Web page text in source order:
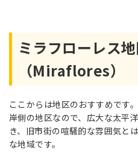
ミラフローレス
（Miraflores）
ここからは地区のおすすめです
岸側の地区なので、広大な太平
き、旧市街の喧騒的な雰囲気と
な地域です。